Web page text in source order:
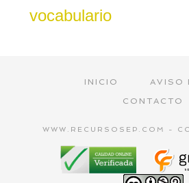
vocabulario
INICIO
AVISO
CONTACTO
WWW.RECURSOSEP.COM -